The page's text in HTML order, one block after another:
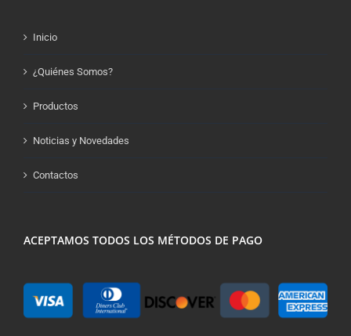
Inicio
¿Quiénes Somos?
Productos
Noticias y Novedades
Contactos
ACEPTAMOS TODOS LOS MÉTODOS DE PAGO